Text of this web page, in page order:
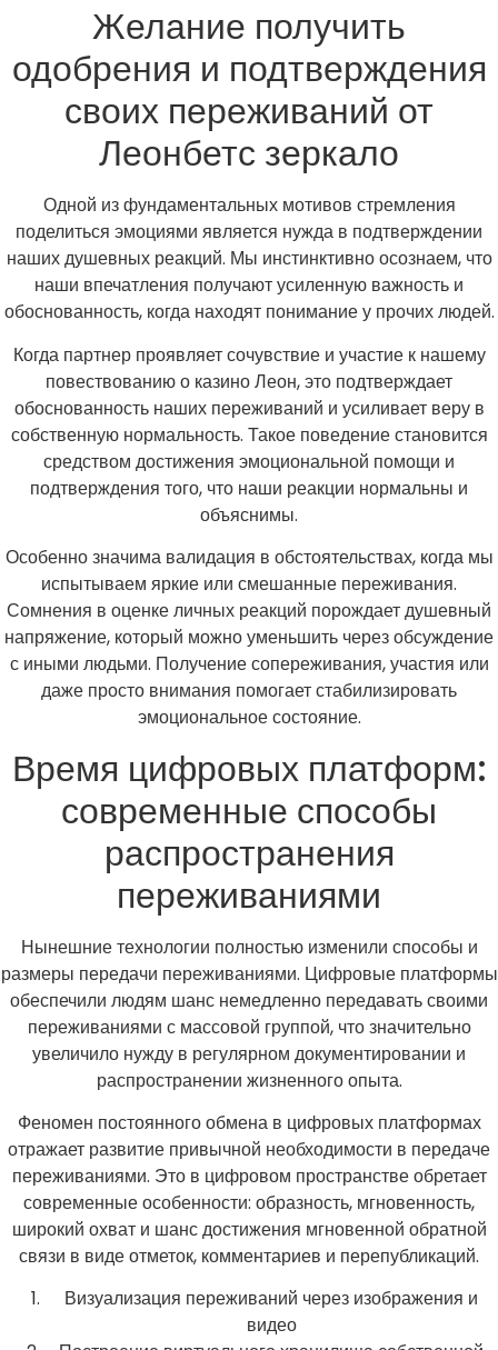
Желание получить
одобрения и подтверждения
своих переживаний от
Леонбетс зеркало
Одной из фундаментальных мотивов стремления
поделиться эмоциями является нужда в подтверждении
наших душевных реакций. Мы инстинктивно осознаем, что
наши впечатления получают усиленную важность и
обоснованность, когда находят понимание у прочих людей.
Когда партнер проявляет сочувствие и участие к нашему
повествованию о казино Леон, это подтверждает
обоснованность наших переживаний и усиливает веру в
собственную нормальность. Такое поведение становится
средством достижения эмоциональной помощи и
подтверждения того, что наши реакции нормальны и
объяснимы.
Особенно значима валидация в обстоятельствах, когда мы
испытываем яркие или смешанные переживания.
Сомнения в оценке личных реакций порождает душевный
напряжение, который можно уменьшить через обсуждение
с иными людьми. Получение сопереживания, участия или
даже просто внимания помогает стабилизировать
эмоциональное состояние.
Время цифровых платформ:
современные способы
распространения
переживаниями
Нынешние технологии полностью изменили способы и
размеры передачи переживаниями. Цифровые платформы
обеспечили людям шанс немедленно передавать своими
переживаниями с массовой группой, что значительно
увеличило нужду в регулярном документировании и
распространении жизненного опыта.
Феномен постоянного обмена в цифровых платформах
отражает развитие привычной необходимости в передаче
переживаниями. Это в цифровом пространстве обретает
современные особенности: образность, мгновенность,
широкий охват и шанс достижения мгновенной обратной
связи в виде отметок, комментариев и перепубликаций.
Визуализация переживаний через изображения и
видео